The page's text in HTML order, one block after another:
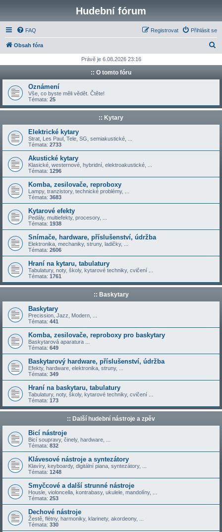
Hudební fórum
FAQ Přihlásit se
Registrovat
Obsah fóra
d
t
Právě je 6.08.2026 23:16
:: O tomto fóru
Oznámení
Vše, co byste měli vědět. Čtěte!
Témata: 25
:: Kytary
Elektrické kytary
Strat, Les Paul, Tele, SG, semiakustické, ...
Témata: 2733
Akustické kytary
Klasické, westernové, hybridní, elektroakustické, ...
Témata: 1296
Komba, zesilovače, reproboxy
Lampy, tranzistory, technické problémy, ...
Témata: 3683
Kytarové efekty
Pedály, multiefekty, procesory, ...
Témata: 1938
Snímače, hardware, příslušenství, údržba
Elektronika, mechaniky, struny, ladičky, ...
Témata: 2606
Hraní na kytaru, tabulatury
Tabulatury, noty, školy, kytarové techniky, cvičení ...
Témata: 1761
:: Baskytary
Baskytary
Precission, Jazz, Modern, ...
Témata: 441
Komba, zesilovače, reproboxy pro baskytary
Baskytarová aparatura ...
Témata: 649
Baskytarový hardware, příslušenství, údržba
Efekty, hardware, elektronika, struny, ...
Témata: 349
Hraní na baskytaru, tabulatury
Tabulatury, noty, školy, kytarové techniky, cvičení ...
Témata: 173
:: Další hudební nástroje a zpěv
Bicí nástroje
Bicí soupravy, činely, hardware, ...
Témata: 832
Klávesové nástroje a syntezátory
Klavíry, keyboardy, digitální piana, syntezátory, ...
Témata: 1248
Smyčcové a další strunné nástroje
Housle, violoncella, kontrabasy, ukulele, mandolíny, ...
Témata: 253
Dechové nástroje
Žestě, flétny, harmoniky, klarinety, akordeony, ...
Témata: 330